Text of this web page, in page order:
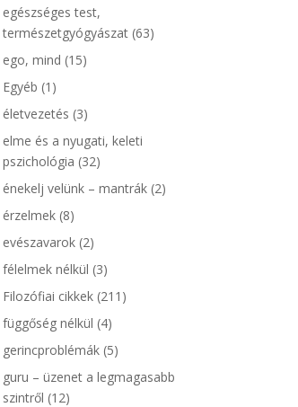
egészséges test,
természetgyógyászat (63)
ego, mind (15)
Egyéb (1)
életvezetés (3)
elme és a nyugati, keleti
pszichológia (32)
énekelj velünk – mantrák (2)
érzelmek (8)
evészavarok (2)
félelmek nélkül (3)
Filozófiai cikkek (211)
függőség nélkül (4)
gerincproblémák (5)
guru – üzenet a legmagasabb
szintről (12)